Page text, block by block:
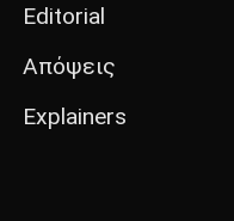
Editorial
Απόψεις
Explainers